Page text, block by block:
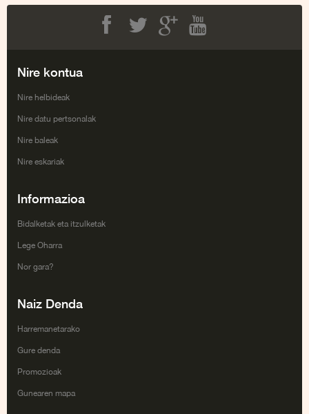
Nire kontua
Nire helbideak
Nire datu pertsonalak
Nire baleak
Nire eskariak
Informazioa
Bidalketak eta itzulketak
Lege Oharra
Nor gara?
Naiz Denda
Harremanetarako
Gure denda
Promozioak
Gunearen mapa